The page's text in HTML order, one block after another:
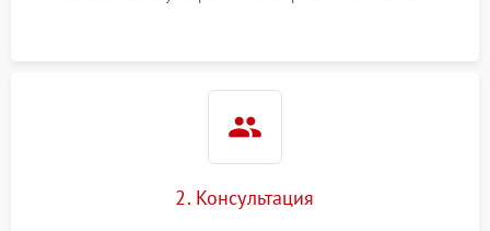
2. Консультация